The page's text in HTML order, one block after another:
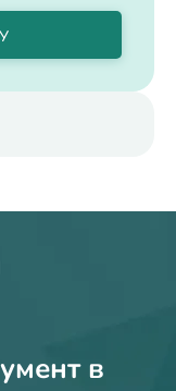
в